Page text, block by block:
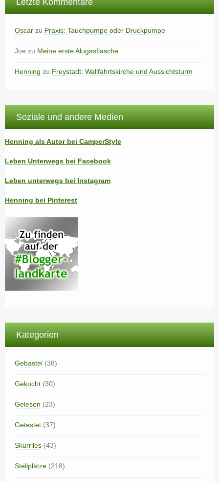
Letzte Kommentare
Oscar zu Praxis: Tauchpumpe oder Druckpumpe
Joe zu Meine erste Alugasflasche
Henning zu Freystadt: Wallfahrtskirche und Aussichtsturm
Soziale und andere Medien
Henning als Autor bei CamperStyle
Leben Unterwegs bei Facebook
Leben unterwegs bei Instagram
Henning bei Pinterest
Kategorien
Gebastel (38)
Gekocht (30)
Gelesen (23)
Getestet (37)
Skurriles (43)
Stellplätze (218)